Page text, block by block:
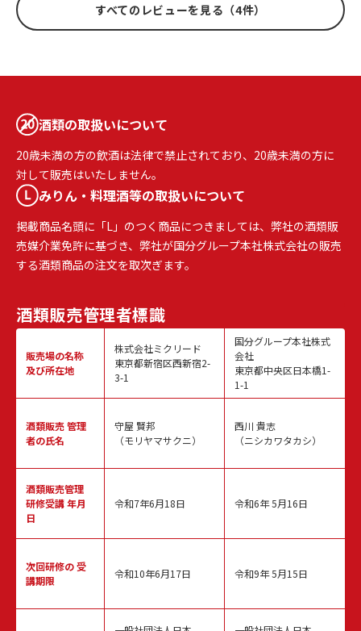
すべてのレビューを見る（4件）
酒類の取扱いについて
20歳未満の方の飲酒は法律で禁止されており、20歳未満の方に
対して販売はいたしません。
みりん・料理酒等の取扱いについて
掲載商品名頭に「L」のつく商品につきましては、弊社の酒類販
売媒介業免許に基づき、弊社が国分グループ本社株式会社の販売
する酒類商品の注文を取次ぎます。
酒類販売管理者標識
販売場の名称
及び所在地
酒類販売管理
者の氏名
酒類販売管理
研修受講 年月
日
次回研修の受
講期限
株式会社ミクリード
東京都新宿区西新宿2-
3-1
守屋 賢邦
（モリヤマサクニ）
令和7年6月18日
令和10年6月17日
国分グループ本社株式
会社
東京都中央区日本橋1-
1-1
西川 貴志
（ニシカワタカシ）
令和6年 5月16日
令和9年 5月15日